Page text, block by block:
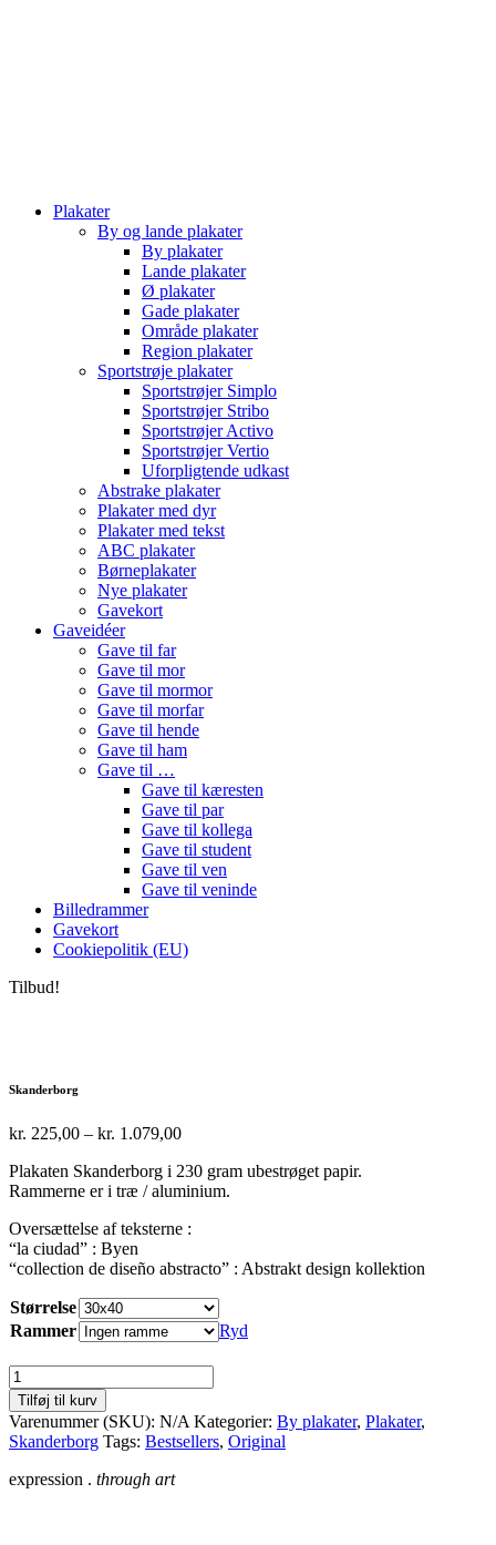
Plakater
By og lande plakater
By plakater
Lande plakater
Ø plakater
Gade plakater
Område plakater
Region plakater
Sportstrøje plakater
Sportstrøjer Simplo
Sportstrøjer Stribo
Sportstrøjer Activo
Sportstrøjer Vertio
Uforpligtende udkast
Abstrake plakater
Plakater med dyr
Plakater med tekst
ABC plakater
Børneplakater
Nye plakater
Gavekort
Gaveidéer
Gave til far
Gave til mor
Gave til mormor
Gave til morfar
Gave til hende
Gave til ham
Gave til …
Gave til kæresten
Gave til par
Gave til kollega
Gave til student
Gave til ven
Gave til veninde
Billedrammer
Gavekort
Cookiepolitik (EU)
Tilbud!
Skanderborg
kr. 225,00 – kr. 1.079,00Prisinterval:
til
kr. 1.079,00
Plakaten Skanderborg i 230 gram ubestrøget papir.
Rammerne er i træ / aluminium.
Oversættelse af teksterne :
“la ciudad” : Byen
“collection de diseño abstracto” : Abstrakt design kollektion
Størrelse
Rammer
Ryd
Skanderborg
antal
Tilføj til kurv
Varenummer (SKU): N/A Kategorier: By plakater, Plakater,
Skanderborg Tags: Bestsellers, Original
expression . through art